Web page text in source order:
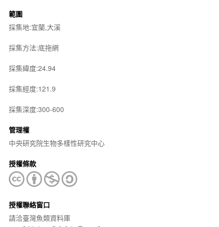
範圍
採集地:宜蘭,大溪
採集方法:底拖網
採集緯度:24.94
採集經度:121.9
採集深度:300-600
管理權
中央研究院生物多樣性研究中心
授權條款
授權聯絡窗口
請洽臺灣魚類資料庫